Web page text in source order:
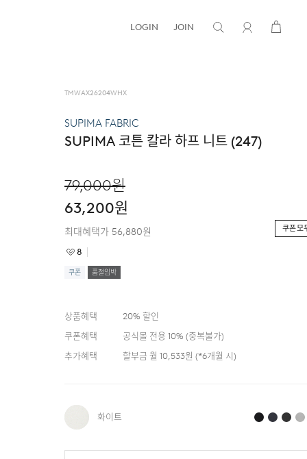
LOGIN JOIN
TMWAX26204WHX
SUPIMA FABRIC
SUPIMA 코튼 칼라 하프 니트 (247)
63,200원
79,000원
최대혜택가 56,880원 쿠폰 모
8
쿠폰 품절임박
상품혜택 20% 할인
쿠폰혜택
공식몰 전용 10% (중복불가)
추가혜택
할부금 월 10,533원 (*6개월 시)
화이트